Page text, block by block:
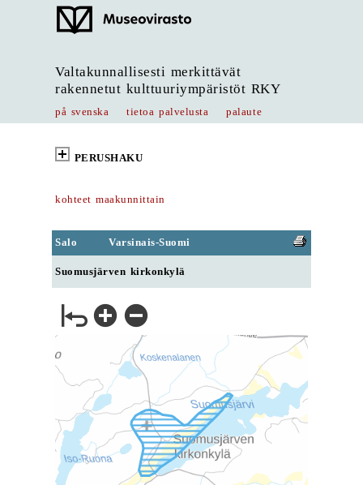
Valtakunnallisesti merkittävät
rakennetut kulttuuriympäristöt RKY
på svenska tietoa palvelusta palaute
PERUSHAKU
kohteet maakunnittain
Salo Varsinais-Suomi
Suomusjärven kirkonkylä